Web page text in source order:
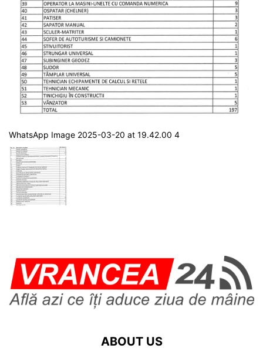
WhatsApp Image 2025-03-20 at 19.42.00 4
ABOUT US